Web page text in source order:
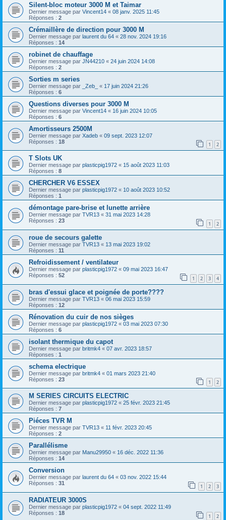
Silent-bloc moteur 3000 M et Taimar
Dernier message par Vincent14 « 08 janv. 2025 11:45
Réponses : 2
Crémaillère de direction pour 3000 M
Dernier message par laurent du 64 « 28 nov. 2024 19:16
Réponses : 14
robinet de chauffage
Dernier message par JN44210 « 24 juin 2024 14:08
Réponses : 2
Sorties m series
Dernier message par _Zeb_ « 17 juin 2024 21:26
Réponses : 6
Questions diverses pour 3000 M
Dernier message par Vincent14 « 16 juin 2024 10:05
Réponses : 6
Amortisseurs 2500M
Dernier message par Xadeb « 09 sept. 2023 12:07
Réponses : 18 1 2
T Slots UK
Dernier message par plasticpig1972 « 15 août 2023 11:03
Réponses : 8
CHERCHER V6 ESSEX
Dernier message par plasticpig1972 « 10 août 2023 10:52
Réponses : 1
démontage pare-brise et lunette arrière
Dernier message par TVR13 « 31 mai 2023 14:28
Réponses : 23 1 2
roue de secours galette
Dernier message par TVR13 « 13 mai 2023 19:02
Réponses : 11
Refroidissement / ventilateur
Dernier message par plasticpig1972 « 09 mai 2023 16:47
Réponses : 52 1 2 3 4
bras d'essui glace et poignée de porte????
Dernier message par TVR13 « 06 mai 2023 15:59
Réponses : 12
Rénovation du cuir de nos sièges
Dernier message par plasticpig1972 « 03 mai 2023 07:30
Réponses : 6
isolant thermique du capot
Dernier message par britmk4 « 07 avr. 2023 18:57
Réponses : 1
schema electrique
Dernier message par britmk4 « 01 mars 2023 21:40
Réponses : 23 1 2
M SERIES CIRCUITS ELECTRIC
Dernier message par plasticpig1972 « 25 févr. 2023 21:45
Réponses : 7
Piéces TVR M
Dernier message par TVR13 « 11 févr. 2023 20:45
Réponses : 2
Parallélisme
Dernier message par Manu29950 « 16 déc. 2022 11:36
Réponses : 14
Conversion
Dernier message par laurent du 64 « 03 nov. 2022 15:44
Réponses : 31 1 2 3
RADIATEUR 3000S
Dernier message par plasticpig1972 « 04 sept. 2022 11:49
Réponses : 18 1 2